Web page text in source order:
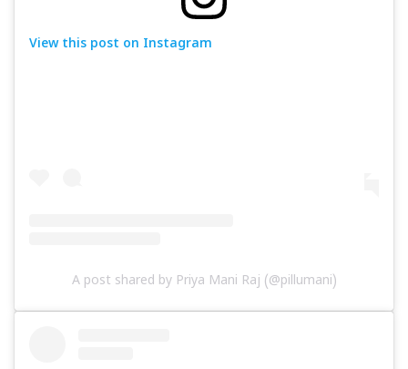
View this post on Instagram
A post shared by Priya Mani Raj (@pillumani)